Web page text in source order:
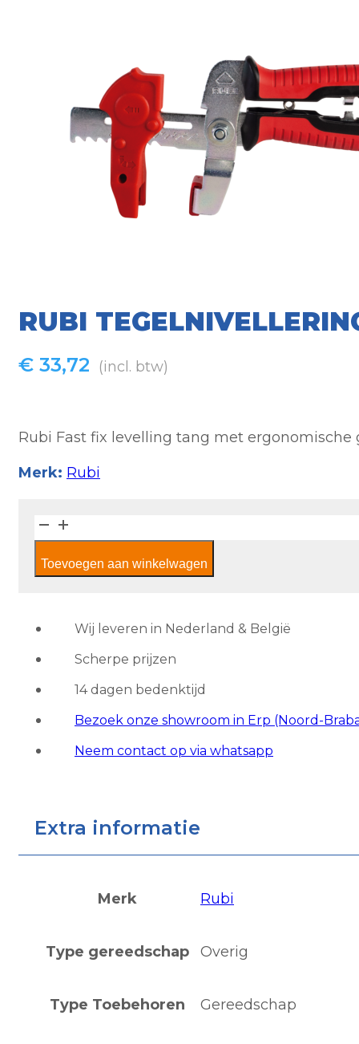
RUBI
€ 33,72 (incl. btw)
Rubi Fast fix levelling tang met ergonomische
Merk: Rubi
Rubi
Tegelnivelleringstang
V2
Toevoegen aan winkelwagen
Wij leveren in Nederland & België
Scherpe prijzen
14 dagen bedenktijd
Bezoek onze showroom in Erp (Noord-
Neem contact op via whatsapp
Extra informatie
Merk Rubi
Type gereedschap Overig
Type Toebehoren Gereedschap